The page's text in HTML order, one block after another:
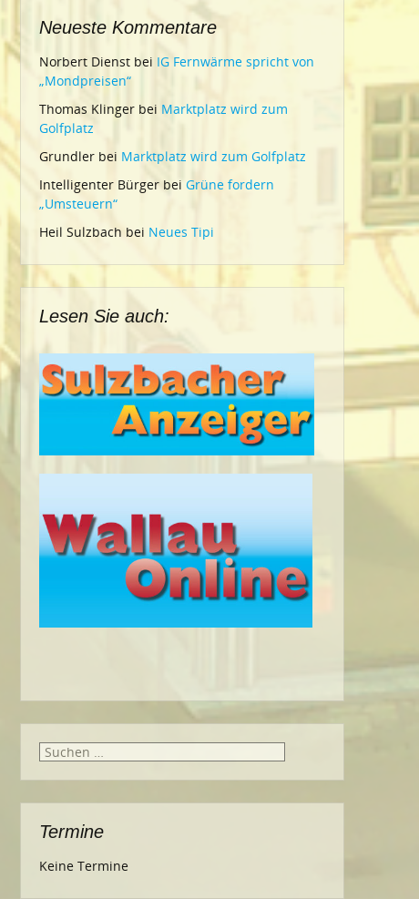
Neueste Kommentare
Norbert Dienst bei IG Fernwärme spricht von
„Mondpreisen“
Thomas Klinger bei Marktplatz wird zum
Golfplatz
Grundler bei Marktplatz wird zum Golfplatz
Intelligenter Bürger bei Grüne fordern
„Umsteuern“
Heil Sulzbach bei Neues Tipi
Lesen Sie auch:
Suche
Termine
Keine Termine